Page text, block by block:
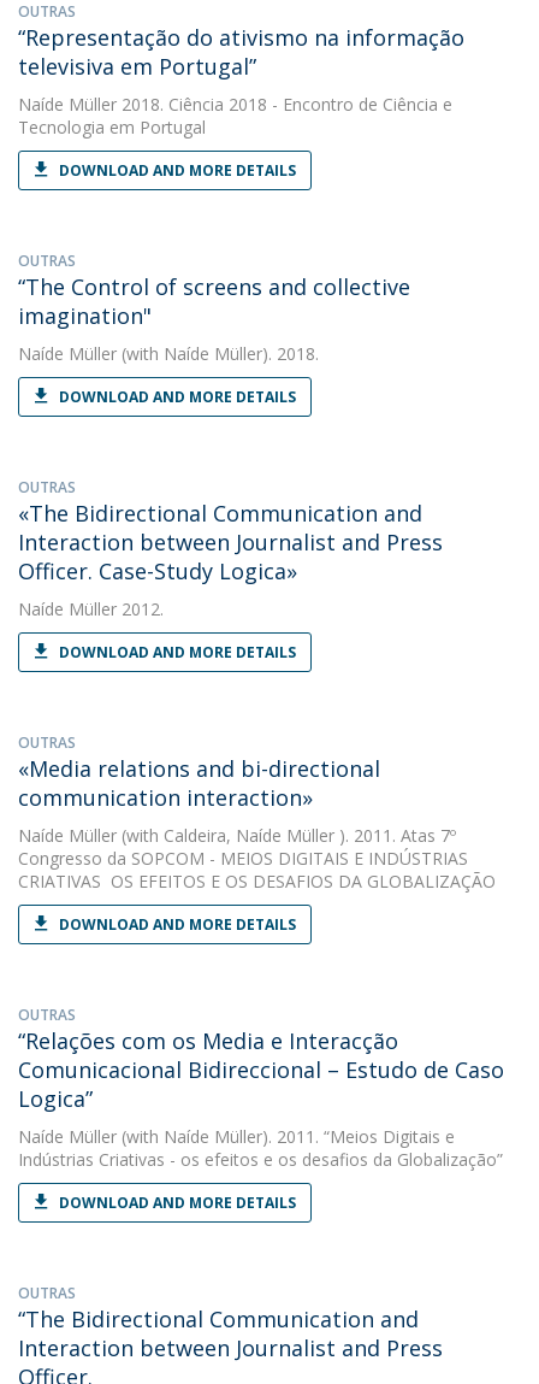
OUTRAS
“Representação do ativismo na informação
televisiva em Portugal”
Naíde Müller 2018. Ciência 2018 - Encontro de Ciência e
Tecnologia em Portugal
DOWNLOAD AND MORE DETAILS
OUTRAS
“The Control of screens and collective
imagination"
Naíde Müller (with Naíde Müller). 2018.
DOWNLOAD AND MORE DETAILS
OUTRAS
«The Bidirectional Communication and
Interaction between Journalist and Press
Officer. Case-Study Logica»
Naíde Müller 2012.
DOWNLOAD AND MORE DETAILS
OUTRAS
«Media relations and bi-directional
communication interaction»
Naíde Müller (with Caldeira, Naíde Müller ). 2011. Atas 7º
Congresso da SOPCOM - MEIOS DIGITAIS E INDÚSTRIAS
CRIATIVAS  OS EFEITOS E OS DESAFIOS DA GLOBALIZAÇÃO
DOWNLOAD AND MORE DETAILS
OUTRAS
“Relações com os Media e Interacção
Comunicacional Bidireccional – Estudo de Caso
Logica”
Naíde Müller (with Naíde Müller). 2011. “Meios Digitais e
Indústrias Criativas - os efeitos e os desafios da Globalização”
DOWNLOAD AND MORE DETAILS
OUTRAS
“The Bidirectional Communication and
Interaction between Journalist and Press
Officer.